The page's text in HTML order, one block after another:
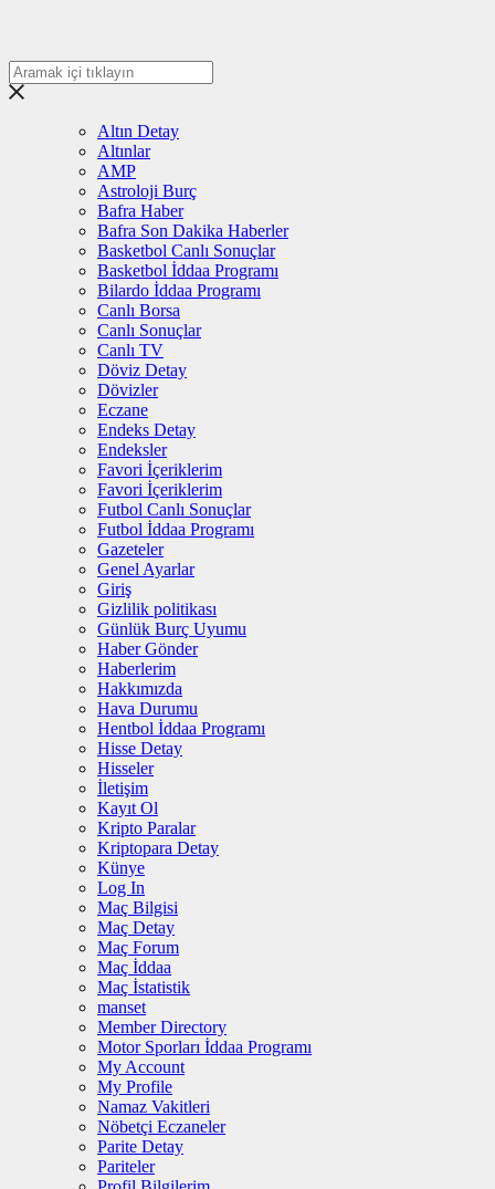
Altın Detay
Altınlar
AMP
Astroloji Burç
Bafra Haber
Bafra Son Dakika Haberler
Basketbol Canlı Sonuçlar
Basketbol İddaa Programı
Bilardo İddaa Programı
Canlı Borsa
Canlı Sonuçlar
Canlı TV
Döviz Detay
Dövizler
Eczane
Endeks Detay
Endeksler
Favori İçeriklerim
Favori İçeriklerim
Futbol Canlı Sonuçlar
Futbol İddaa Programı
Gazeteler
Genel Ayarlar
Giriş
Gizlilik politikası
Günlük Burç Uyumu
Haber Gönder
Haberlerim
Hakkımızda
Hava Durumu
Hentbol İddaa Programı
Hisse Detay
Hisseler
İletişim
Kayıt Ol
Kripto Paralar
Kriptopara Detay
Künye
Log In
Maç Bilgisi
Maç Detay
Maç Forum
Maç İddaa
Maç İstatistik
manset
Member Directory
Motor Sporları İddaa Programı
My Account
My Profile
Namaz Vakitleri
Nöbetçi Eczaneler
Parite Detay
Pariteler